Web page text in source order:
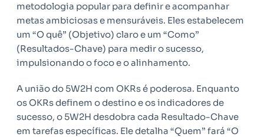
metodologia popular para definir e acompanhar
metas ambiciosas e mensuráveis. Eles estabelecem
um “O quê” (Objetivo) claro e um “Como”
(Resultados-Chave) para medir o sucesso,
impulsionando o foco e o alinhamento.
A união do 5W2H com OKRs é poderosa. Enquanto
os OKRs definem o destino e os indicadores de
sucesso, o 5W2H desdobra cada Resultado-Chave
em tarefas específicas. Ele detalha “Quem” fará “O